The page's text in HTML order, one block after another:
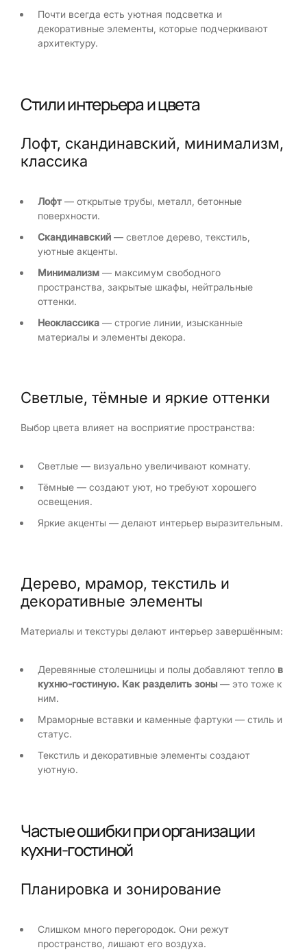
Почти всегда есть уютная подсветка и
декоративные элементы, которые подчеркивают
архитектуру.
Стили интерьера и цвета
Лофт, скандинавский, минимализм,
классика
Лофт — открытые трубы, металл, бетонные
поверхности.
Скандинавский — светлое дерево, текстиль,
уютные акценты.
Минимализм — максимум свободного
пространства, закрытые шкафы, нейтральные
оттенки.
Неоклассика — строгие линии, изысканные
материалы и элементы декора.
Светлые, тёмные и яркие оттенки
Выбор цвета влияет на восприятие пространства:
Светлые — визуально увеличивают комнату.
Тёмные — создают уют, но требуют хорошего
освещения.
Яркие акценты — делают интерьер выразительным.
Дерево, мрамор, текстиль и
декоративные элементы
Материалы и текстуры делают интерьер завершённым:
Деревянные столешницы и полы добавляют тепло в
кухню-гостиную. Как разделить зоны — это тоже к
ним.
Мраморные вставки и каменные фартуки — стиль и
статус.
Текстиль и декоративные элементы создают
уютную.
Частые ошибки при организации
кухни-гостиной
Планировка и зонирование
Слишком много перегородок. Они режут
пространство, лишают его воздуха.